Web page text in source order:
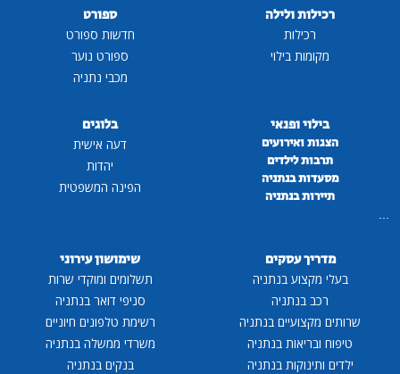
רכילות ולילה
רכילות
מקומות בילוי
ספורט
חדשות ספורט
ספורט נוער
מכבי נתניה
בילוי ופנאי
הצגות ואירועים
תרבות לילדים
מסעדות בנתניה
תיירות בנתניה
בלוגים
דעה אישית
יהדות
הפינה המשפטית
מדריך עסקים
בעלי מקצוע בנתניה
רכב בנתניה
שרותים מקצועיים בנתניה
טיפוח ובריאות בנתניה
ילדים ותינוקות בנתניה
שימושון עירוני
תשלומים ומוקדי שרות
סניפי דואר בנתניה
רשימת טלפונים חיוניים
משרדי ממשלה בנתניה
בנקים בנתניה